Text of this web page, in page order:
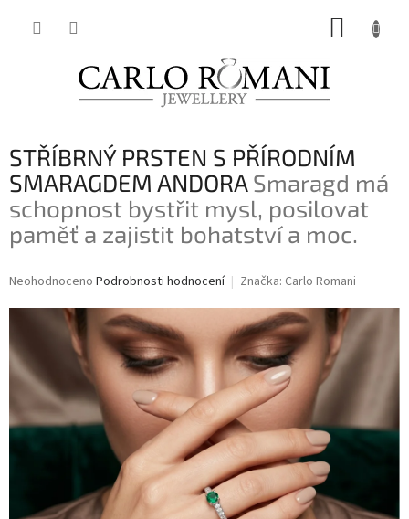
STŘÍBRNÝ PRSTEN S PŘÍRODNÍM
SMARAGDEM ANDORASmaragd má
schopnost bystřit mysl, posilovat
paměť a zajistit bohatství a moc.
Průměrné
0,0
z
hvězdiček.
Neohodnoceno Podrobnosti hodnocení Značka: Carlo Romani